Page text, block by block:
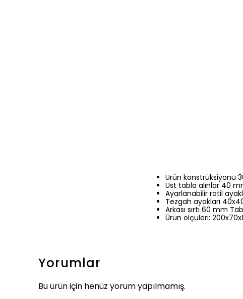
Ürün konstrüksiyonu
Üst tabla alınlar 40
Ayarlanabilir rotil
Tezgah ayakları
Arkası sırtı 60 mm
Ürün ölçüleri:
Yorumlar
Bu ürün için henüz yorum yapılmamış.